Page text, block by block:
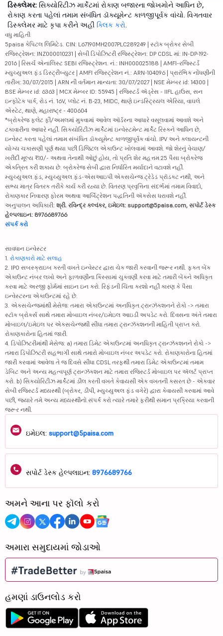
ડિસ્ક્લેમર: સિક્યોરિટીઝ માર્કેટમાં રોકાણ બજારના જોખમોને આધિન છે,
રોકાણ કરતા પહેલાં તમામ સંબંધિત ડૉક્યૂમેન્ટ કાળજીપૂર્વક વાંચો. વિગતવાર
ડિસ્ક્લેમર માટે કૃપા કરીને અહીં ક્લિક કરો.
વધુ માહિતી
5paisa કેપિટલ લિમિટેડ. CIN: L67190MH2007PLC289249 | સ્ટૉક બ્રોકર સેબી
રજિસ્ટ્રેશન: INZ000010231 | સેબી ડિપોઝિટરી રજિસ્ટ્રેશન: DP CDSL માં: IN-DP-192-
2016 | રિસર્ચ એનાલિસ્ટ SEBI રજિસ્ટ્રેશન. નં.: INH000025188 | AMFI-રજિસ્ટર્ડ
મ્યુચ્યુઅલ ફંડ ડિસ્ટ્રીબ્યુટર | AMFI રજિસ્ટ્રેશન નં.: ARN-104096 | પ્રારંભિક નોંધણીની
તારીખ: 30/07/2015 | ARN ની વર્તમાન માન્યતા: 30/07/2027 | NSE મેમ્બર id: 14300 |
BSE મેમ્બર id: 6363 | MCX મેમ્બર ID: 55945 | રજિસ્ટર્ડ ઍડ્રેસ - IIFL હાઉસ, સન
ઇન્ફોટેક પાર્ક, રોડ નં. 16V, પ્લોટ નં. B-23, MIDC, થાણે ઇન્ડસ્ટ્રિયલ એરિયા, વાઘલે
એસ્ટેટ, થાણે, મહારાષ્ટ્ર - 400604
*બ્રોકરેજ ફ્લેટ ફી/અમલમાં મુકવામાં આવેલ ઑર્ડરના આધારે વસૂલવામાં આવશે અને
ટકાવારીના આધારે નહીં. સિક્યોરિટીઝ માર્કેટમાં ઇન્વેસ્ટમેન્ટ માર્કેટ રિસ્કને આધિન છે,
ઇન્વેસ્ટ કરતા પહેલાં તમામ સંબંધિત ડૉક્યૂમેન્ટ કાળજીપૂર્વક વાંચો. IPV અને ક્લાયન્ટની
યોગ્ય ચકાસણી પૂર્ણ થયા પછી ડિજિટલ એકાઉન્ટ ખોલવામાં આવશે. જો શેરનું વેચાણ/
ખરીદી મૂલ્ય ₹10/- અથવા તેનાથી ઓછું હોય, તો પ્રતિ શેર મહત્તમ 25 પૈસા બ્રોકરેજ
એકત્રિત કરી શકાય છે. બ્રોકરેજ સેબી દ્વારા નિર્ધારિત મર્યાદાને વટાવશે નહીં.
મ્યુચ્યુઅલ ફંડ, મ્યુચ્યુઅલ ફંડ-એસઆઇપી એક્સચેન્જ ટ્રેડેડ પ્રૉડક્ટ નથી, અને
સભ્ય માત્ર વિતરક તરીકે કાર્ય કરી રહ્યા છે. વિતરણ પ્રવૃત્તિના સંદર્ભમાં તમામ વિવાદો,
રોકાણકાર નિવારણ ફોરમ અથવા આર્બિટ્રેશન પદ્ધતિની ઍક્સેસ ધરાવશે નહીં.
અનુપાલન અધિકારી: શ્રી. રવિન્દ્ર કલ્વંકર, ઇમેઇલ: support@5paisa.com, સપોર્ટ ડેસ્ક
હેલ્પલાઇન: 8976689766
સંપર્ક કરો
સાવધાન ઇન્વેસ્ટર
1. રોકાણકારો માટે સલાહ
2. IPO સબસ્ક્રાઇબ કરતી વખતે ઇન્વેસ્ટર દ્વારા ચેક જારી કરવાની જરૂર નથી. ફક્ત બેંક
એકાઉન્ટ નંબર લખો અને ફાળવણીના કિસ્સામાં ચુકવણી કરવા માટે તમારી બેંકને અધિકૃત
કરવા માટે અરજી ફોર્મમાં સાઇન ઇન કરો. રિફંડની ચિંતા કરશો નહીં કારણ કે પૈસા
ઇન્વેસ્ટરના એકાઉન્ટમાં રહે છે.
3. એક્સચેન્જમાંથી મેસેજ: તમારા એકાઉન્ટમાં અનધિકૃત ટ્રાન્ઝૅક્શનને રોકો -> તમારા
સ્ટૉક બ્રોકર્સ સાથે તમારા મોબાઇલ નંબર/ઇમેઇલ આઇડી અપડેટ કરો. દિવસના અંતે તમારા
મોબાઇલ/ઇમેઇલ પર એક્સચેન્જથી સીધા તમારા ટ્રાન્ઝૅક્શનની માહિતી પ્રાપ્ત કરો.
રોકાણકારોના હિતમાં જારી.
4. ડિપોઝિટરીમાંથી મેસેજ: a) તમારા ડિમેટ એકાઉન્ટમાં અનધિકૃત ટ્રાન્ઝૅક્શનને રોકો ->
તમારા ડિપોઝિટરી સહભાગી સાથે તમારો મોબાઇલ નંબર અપડેટ કરો. રોકાણકારોના હિતમાં
જારી કરવામાં આવેલા તે જ દિવસે સીધા CDSL તરફથી તમારા ડિમેટ એકાઉન્ટમાં તમામ
ડેબિટ અને અન્ય મહત્વપૂર્ણ ટ્રાન્ઝૅક્શન માટે તમારા રજિસ્ટર્ડ મોબાઇલ પર ઍલર્ટ પ્રાપ્ત
કરો. b) સિક્યોરિટીઝ માર્કેટમાં ડીલ કરતી વખતે કેવાયસી એક વખતની કસરત છે - એકવાર
સેબી રજિસ્ટર્ડ મધ્યસ્થી (બ્રોકર, ડીપી, મ્યુચ્યુઅલ ફંડ વગેરે) દ્વારા કેવાયસી કરવામાં આવે
પછી, જ્યારે તમે અન્ય મધ્યસ્થીનો સંપર્ક કરો ત્યારે તમારે ફરીથી સમાન પ્રક્રિયા કરવાની
જરૂર નથી.
ઇમેઇલ: support@5paisa.com
સપોર્ટ ડેસ્ક હેલ્પલાઇન: 8976689766
અમને આના પર ફૉલો કરો
અમારા સમુદાયમાં જોડાઓ
હમણાં ડાઉનલોડ કરો